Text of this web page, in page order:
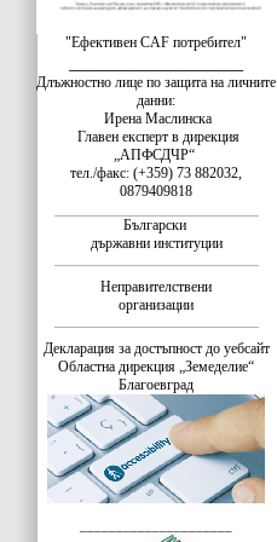
"Ефективен CAF потребител"
Длъжностно лице по защита на личните
данни:
Ирена Маслинска
Главен експерт в дирекция
„АПФСДЧР“
тел./факс: (+359) 73 882032,
0879409818
Български
държавни институции
Неправителствени
организации
Декларация за достъпност до уебсайт
Областна дирекция „Земеделие“
Благоевград